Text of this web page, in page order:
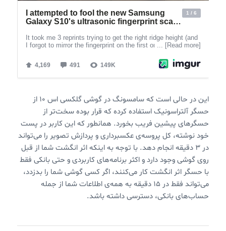
این در حالی است که سامسونگ در گوشی گلکسی اس ۱۰ از
حسگر آلتراسونیک استفاده کرده که قرار بوده سخت‌تر از
حسگرهای پیشین فریب بخورد. همانطور که این کاربر در پست
خود نوشته، کل پروسه‌ی عکسبرداری و پردازش تصویر را می‌تواند
در ۳ دقیقه انجام دهد. با توجه به اینکه اثر انگشت شما از قبل
روی گوشی وجود دارد و اکثر برنامه‌های کاربردی و حتی بانکی فقط
با حسگر اثر انگشت کار می‌کنند، اگر کسی گوشی شما را بدزدد،
می‌تواند فقط در ۱۵ دقیقه به همه‌ی اطلاعات شما از جمله
حساب‌های بانکی، دسترسی داشته باشد.